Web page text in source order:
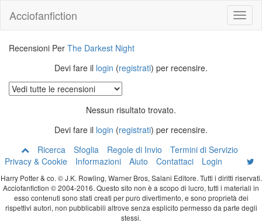
Acciofanfiction
Recensioni Per The Darkest Night
Devi fare il login (registrati) per recensire.
Nessun risultato trovato.
Devi fare il login (registrati) per recensire.
Ricerca
Sfoglia Regole di Invio
Termini di Servizio
Privacy & Cookie
Informazioni Aiuto Contattaci Login
Harry Potter & co. © J.K. Rowling, Warner Bros, Salani Editore. Tutti i diritti riservati.
Acciofanfiction © 2004-2016. Questo sito non è a scopo di lucro, tutti i materiali in
esso contenuti sono stati creati per puro divertimento, e sono proprietà dei
rispettivi autori, non pubblicabili altrove senza esplicito permesso da parte degli
stessi.